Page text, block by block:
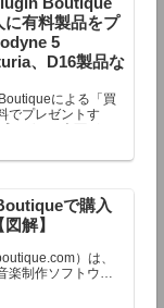
に有料製品をプ
5
、D16製品な
による「買
でプレゼントす
レゼント企画が用
して何かを購入す
間：6/1（月…
で購入
解】
）は、
楽制作ソフトウェ